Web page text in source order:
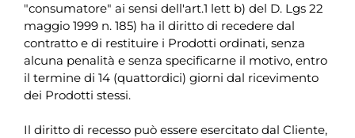
"consumatore" ai sensi dell'art.1 lett b) del D. Lgs 22
maggio 1999 n. 185) ha il diritto di recedere dal
contratto e di restituire i Prodotti ordinati, senza
alcuna penalità e senza specificarne il motivo, entro
il termine di 14 (quattordici) giorni dal ricevimento
dei Prodotti stessi.
Il diritto di recesso può essere esercitato dal Cliente,